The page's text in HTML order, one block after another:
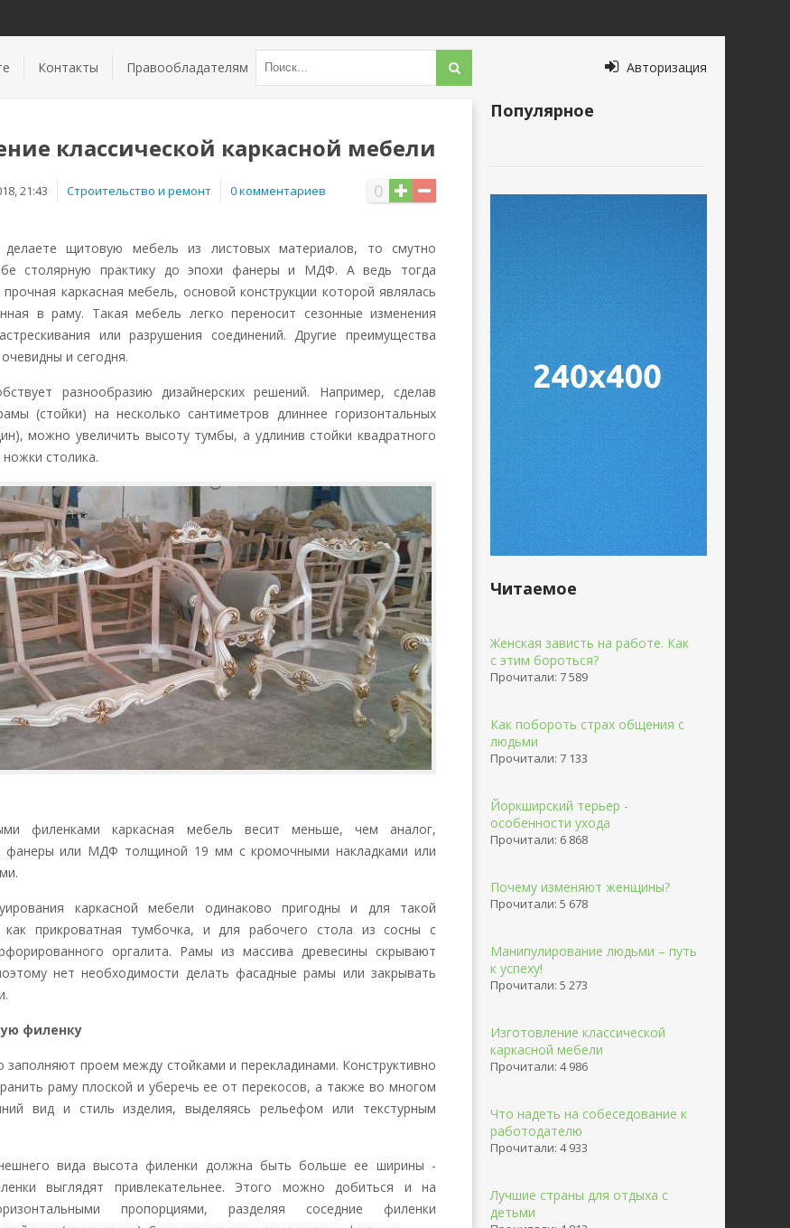
Контакты Правообладателям Авторизация
классической каркасной мебели
0
21:43 Строительство и ремонт 0 комментариев
щитовую мебель из листовых материалов, то смутно
столярную практику до эпохи фанеры и МДФ. А ведь тогда
прочная каркасная мебель, основой конструкции которой являлась
в раму. Такая мебель легко переносит сезонные изменения
или разрушения соединений. Другие преимущества
и сегодня.
разнообразию дизайнерских решений. Например, сделав
(стойки) на несколько сантиметров длиннее горизонтальных
можно увеличить высоту тумбы, а удлинив стойки квадратного
столика.
филенками каркасная мебель весит меньше, чем аналог,
фанеры или МДФ толщиной 19 мм с кромочными накладками или
каркасной мебели одинаково пригодны и для такой
прикроватная тумбочка, и для рабочего стола из сосны с
оргалита. Рамы из массива древесины скрывают
нет необходимости делать фасадные рамы или закрывать
филенку
заполняют проем между стойками и перекладинами. Конструктивно
раму плоской и уберечь ее от перекосов, а также во многом
вид и стиль изделия, выделяясь рельефом или текстурным
вида высота филенки должна быть больше ее ширины -
выглядят привлекательнее. Этого можно добиться и на
пропорциями, разделяя соседние филенки
Популярное
Читаемое
Женская зависть на работе. Как
с этим бороться?
Прочитали: 7 589
Как побороть страх общения с
людьми
Прочитали: 7 133
Йоркширский терьер -
особенности ухода
Прочитали: 6 868
Почему изменяют женщины?
Прочитали: 5 678
Манипулирование людьми – путь
к успеху!
Прочитали: 5 273
Изготовление классической
каркасной мебели
Прочитали: 4 986
Что надеть на собеседование к
работодателю
Прочитали: 4 933
Лучшие страны для отдыха с
детьми